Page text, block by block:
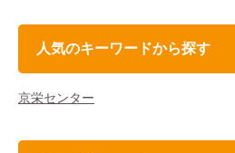
人気のキーワードから探す
京栄センター